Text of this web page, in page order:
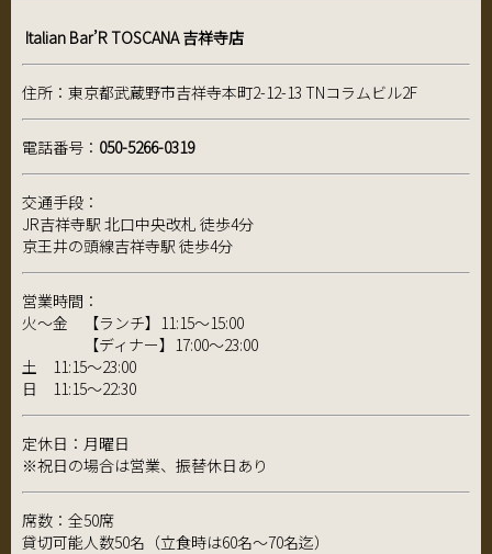
Italian Bar’R TOSCANA 吉祥寺店
住所：東京都武蔵野市吉祥寺本町2-12-13 TNコラムビル2F
電話番号： 050-5266-0319
交通手段：
JR吉祥寺駅 北口中央改札 徒歩4分
京王井の頭線吉祥寺駅 徒歩4分
営業時間：
火～金 【ランチ】11:15～15:00
【ディナー】17:00～23:00
土 11:15～23:00
日 11:15～22:30
定休日：月曜日
※祝日の場合は営業、振替休日あり
席数：全50席
貸切可能人数50名（立食時は60名～70名迄）